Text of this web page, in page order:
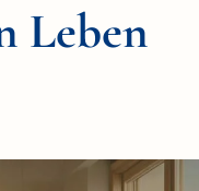
Leben